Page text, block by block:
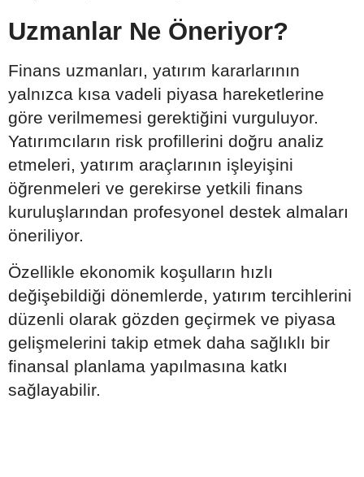
Uzmanlar Ne Öneriyor?
Finans uzmanları, yatırım kararlarının
yalnızca kısa vadeli piyasa hareketlerine
göre verilmemesi gerektiğini vurguluyor.
Yatırımcıların risk profillerini doğru analiz
etmeleri, yatırım araçlarının işleyişini
öğrenmeleri ve gerekirse yetkili finans
kuruluşlarından profesyonel destek almaları
öneriliyor.
Özellikle ekonomik koşulların hızlı
değişebildiği dönemlerde, yatırım tercihlerini
düzenli olarak gözden geçirmek ve piyasa
gelişmelerini takip etmek daha sağlıklı bir
finansal planlama yapılmasına katkı
sağlayabilir.